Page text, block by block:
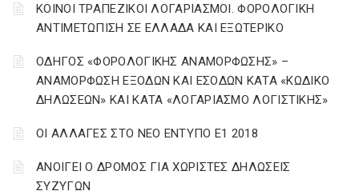
ΚΟΙΝΟΙ ΤΡΑΠΕΖΙΚΟΙ ΛΟΓΑΡΙΑΣΜΟΙ. ΦΟΡΟΛΟΓΙΚΗ
ΑΝΤΙΜΕΤΩΠΙΣΗ ΣΕ ΕΛΛΑΔΑ ΚΑΙ ΕΞΩΤΕΡΙΚΟ
ΟΔΗΓΟΣ «ΦΟΡΟΛΟΓΙΚΗΣ ΑΝΑΜΟΡΦΩΣΗΣ» –
ΑΝΑΜΟΡΦΩΣΗ ΕΞΟΔΩΝ ΚΑΙ ΕΣΟΔΩΝ ΚΑΤΑ «ΚΩΔΙΚΟ
ΔΗΛΩΣΕΩΝ» ΚΑΙ ΚΑΤΑ «ΛΟΓΑΡΙΑΣΜΟ ΛΟΓΙΣΤΙΚΗΣ»
ΟΙ ΑΛΛΑΓΕΣ ΣΤΟ ΝΕΟ ΕΝΤΥΠΟ Ε1 2018
ΑΝΟΙΓΕΙ Ο ΔΡΟΜΟΣ ΓΙΑ ΧΩΡΙΣΤΕΣ ΔΗΛΩΣΕΙΣ
ΣΥΖΥΓΩΝ